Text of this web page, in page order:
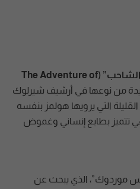
“مغامرة الجندي الشاحب” (The Adventure of
من نوعها في أرشيف شيرلوك
التي يرويها هولمز بنفسه
تتميز بطابع إنساني وغموض
موردوك”، الذي يبحث عن